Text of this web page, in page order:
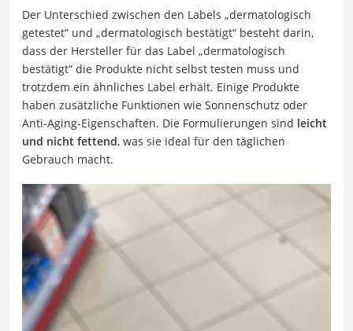
Der Unterschied zwischen den Labels „dermatologisch
getestet“ und „dermatologisch bestätigt“ besteht darin,
dass der Hersteller für das Label „dermatologisch
bestätigt“ die Produkte nicht selbst testen muss und
trotzdem ein ähnliches Label erhält. Einige Produkte
haben zusätzliche Funktionen wie Sonnenschutz oder
Anti-Aging-Eigenschaften. Die Formulierungen sind leicht
und nicht fettend, was sie ideal für den täglichen
Gebrauch macht.